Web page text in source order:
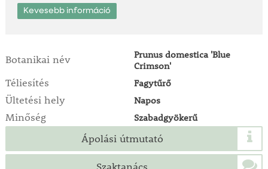
Kevesebb információ
Botanikai név
Prunus domestica 'Blue
Crimson'
Téliesítés Fagytűrő
Ültetési hely Napos
Minőség Szabadgyökerű
Ápolási útmutató